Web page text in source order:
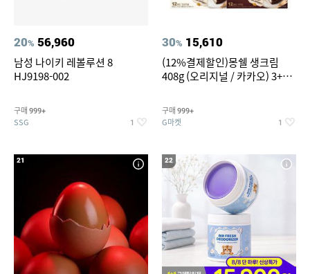
20% 56,960
남성 나이키 레볼루션 8
HJ9198-002
구매 999+
SSG 1
30% 15,610
(12%결제할인)몽쉘 생크림
408g (오리지널 / 카카오) 3+1
구매 999+
G마켓 1
21 22